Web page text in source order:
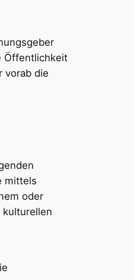
Öffentlichkeit
vorab die
mittels
oder